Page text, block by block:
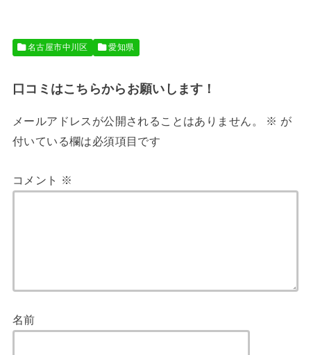
名古屋市中川区 愛知県
口コミはこちらからお願いします！
メールアドレスが公開されることはありません。 ※ が
付いている欄は必須項目です
コメント ※
名前